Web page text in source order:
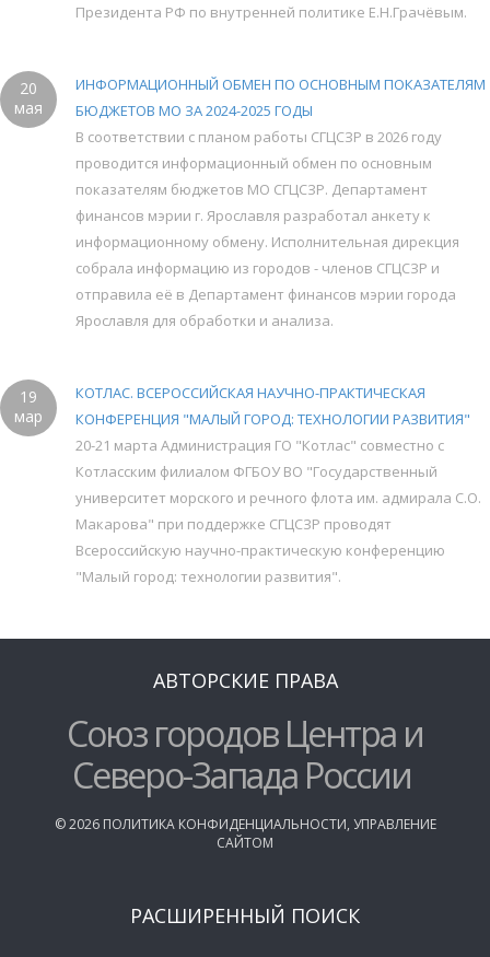
Президента РФ по внутренней политике Е.Н.Грачёвым.
20
мая
ИНФОРМАЦИОННЫЙ ОБМЕН ПО ОСНОВНЫМ ПОКАЗАТЕЛЯМ
БЮДЖЕТОВ МО ЗА 2024-2025 ГОДЫ
В соответствии с планом работы СГЦСЗР в 2026 году
проводится информационный обмен по основным
показателям бюджетов МО СГЦСЗР. Департамент
финансов мэрии г. Ярославля разработал анкету к
информационному обмену. Исполнительная дирекция
собрала информацию из городов - членов СГЦСЗР и
отправила её в Департамент финансов мэрии города
Ярославля для обработки и анализа.
19
мар
КОТЛАС. ВСЕРОССИЙСКАЯ НАУЧНО-ПРАКТИЧЕСКАЯ
КОНФЕРЕНЦИЯ "МАЛЫЙ ГОРОД: ТЕХНОЛОГИИ РАЗВИТИЯ"
20-21 марта Администрация ГО "Котлас" совместно с
Котласским филиалом ФГБОУ ВО "Государственный
университет морского и речного флота им. адмирала С.О.
Макарова" при поддержке СГЦСЗР проводят
Всероссийскую научно-практическую конференцию
"Малый город: технологии развития".
АВТОРСКИЕ ПРАВА
Союз городов Центра и
Северо-Запада России
©2026 ПОЛИТИКА КОНФИДЕНЦИАЛЬНОСТИ, УПРАВЛЕНИЕ
САЙТОМ
РАСШИРЕННЫЙ ПОИСК